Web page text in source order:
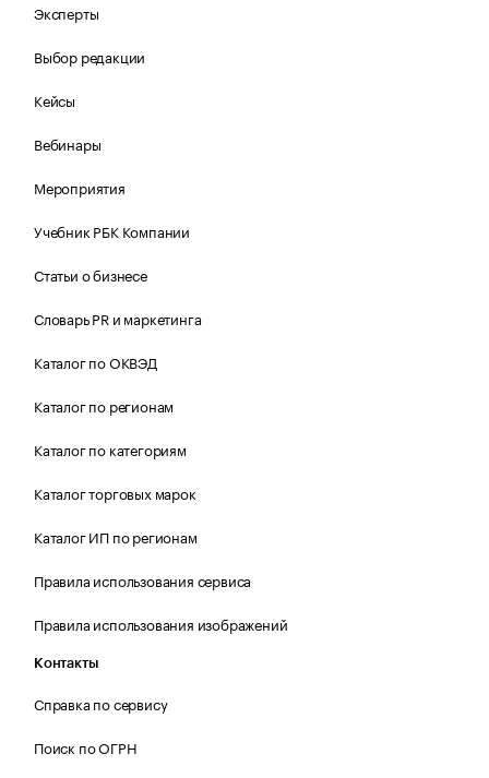
Эксперты
Выбор редакции
Кейсы
Вебинары
Мероприятия
Учебник РБК Компании
Статьи о бизнесе
Словарь PR и маркетинга
Каталог по ОКВЭД
Каталог по регионам
Каталог по категориям
Каталог торговых марок
Каталог ИП по регионам
Правила использования сервиса
Правила использования изображений
Контакты
Справка по сервису
Поиск по ОГРН